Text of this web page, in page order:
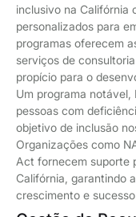
inclusivo na Califórnia
personalizados para
programas oferecem
serviços de
propício para o
Um programa
pessoas com
objetivo de inclusão
Organizações como
Act fornecem suporte
Califórnia, garantindo
crescimento e